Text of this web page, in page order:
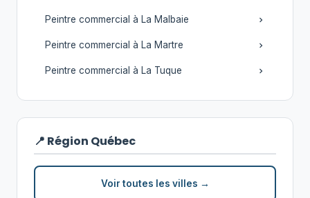
Peintre commercial à La Malbaie
Peintre commercial à La Martre
Peintre commercial à La Tuque
📍 Région Québec
Voir toutes les villes →